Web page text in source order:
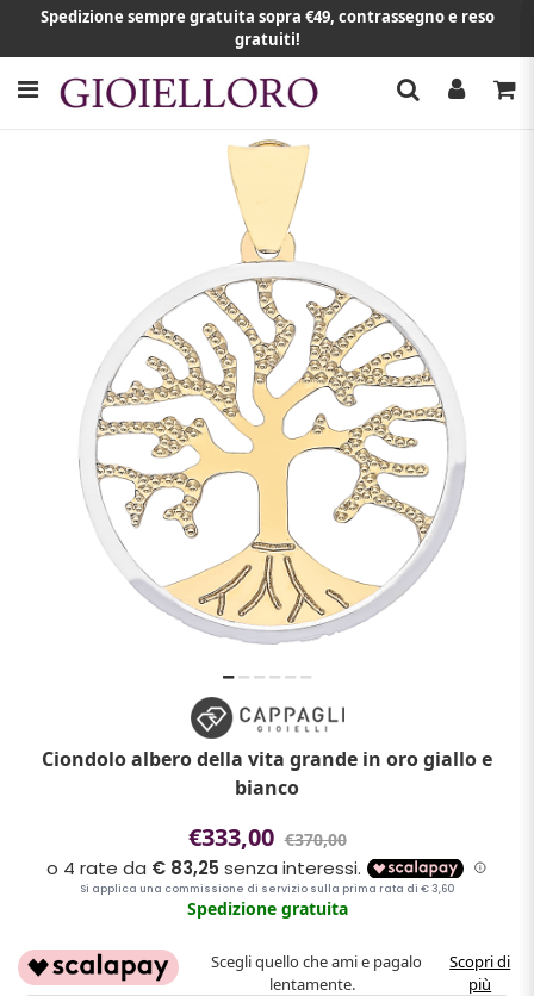
Spedizione sempre gratuita sopra €49, contrassegno e reso
gratuiti!
Ciondolo albero della vita grande in oro giallo e
bianco
€333,00 €370,00
Spedizione gratuita
Scegli quello che ami e pagalo
lentamente.
Scopri di
più